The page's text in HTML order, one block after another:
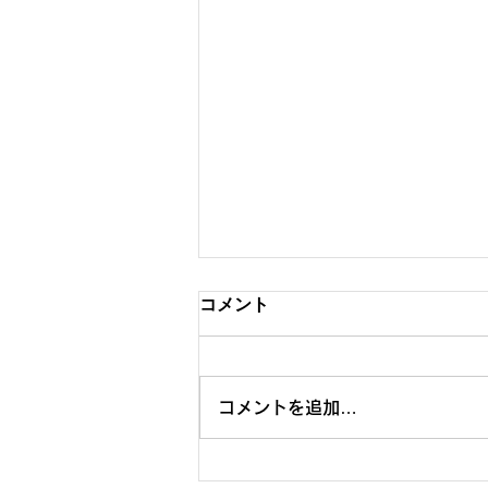
コメント
コメントを追加…